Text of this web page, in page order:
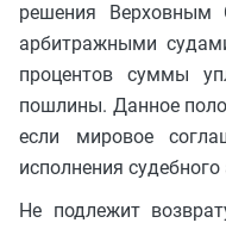
решения Верховным
арбитражными
процентов суммы
пошлины. Данное
если мировое
исполнения судебного
Не подлежит